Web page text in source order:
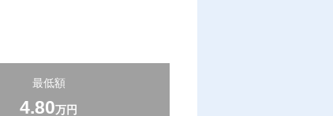
最低額
4.80万円